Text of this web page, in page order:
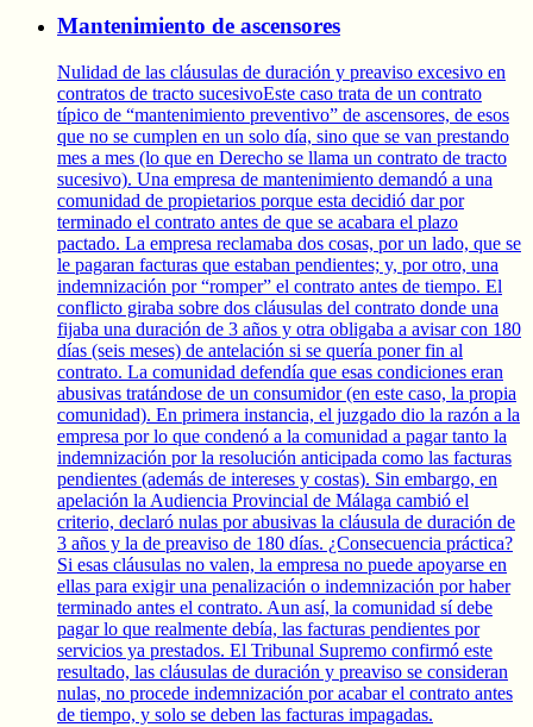
Mantenimiento de ascensores
Nulidad de las cláusulas de duración y preaviso excesivo en
contratos de tracto sucesivoEste caso trata de un contrato
típico de “mantenimiento preventivo” de ascensores, de esos
que no se cumplen en un solo día, sino que se van prestando
mes a mes (lo que en Derecho se llama un contrato de tracto
sucesivo). Una empresa de mantenimiento demandó a una
comunidad de propietarios porque esta decidió dar por
terminado el contrato antes de que se acabara el plazo
pactado. La empresa reclamaba dos cosas, por un lado, que se
le pagaran facturas que estaban pendientes; y, por otro, una
indemnización por “romper” el contrato antes de tiempo. El
conflicto giraba sobre dos cláusulas del contrato donde una
fijaba una duración de 3 años y otra obligaba a avisar con 180
días (seis meses) de antelación si se quería poner fin al
contrato. La comunidad defendía que esas condiciones eran
abusivas tratándose de un consumidor (en este caso, la propia
comunidad). En primera instancia, el juzgado dio la razón a la
empresa por lo que condenó a la comunidad a pagar tanto la
indemnización por la resolución anticipada como las facturas
pendientes (además de intereses y costas). Sin embargo, en
apelación la Audiencia Provincial de Málaga cambió el
criterio, declaró nulas por abusivas la cláusula de duración de
3 años y la de preaviso de 180 días. ¿Consecuencia práctica?
Si esas cláusulas no valen, la empresa no puede apoyarse en
ellas para exigir una penalización o indemnización por haber
terminado antes el contrato. Aun así, la comunidad sí debe
pagar lo que realmente debía, las facturas pendientes por
servicios ya prestados. El Tribunal Supremo confirmó este
resultado, las cláusulas de duración y preaviso se consideran
nulas, no procede indemnización por acabar el contrato antes
de tiempo, y solo se deben las facturas impagadas.